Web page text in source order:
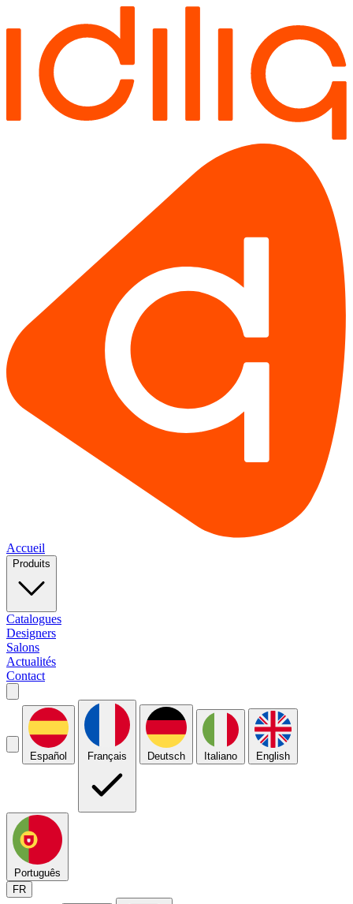
Accueil
Produits
Catalogues
Designers
Salons
Actualités
Contact
Español Français Deutsch Italiano English
Português
FR